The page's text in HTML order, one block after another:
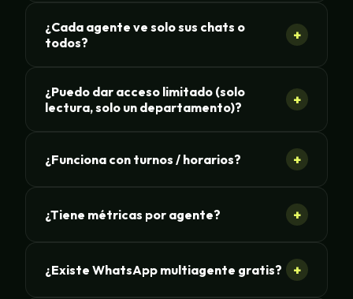
¿Cada agente ve solo sus chats o
todos?
+
¿Puedo dar acceso limitado (solo
lectura, solo un departamento)?
+
¿Funciona con turnos / horarios? +
¿Tiene métricas por agente? +
¿Existe WhatsApp multiagente gratis? +